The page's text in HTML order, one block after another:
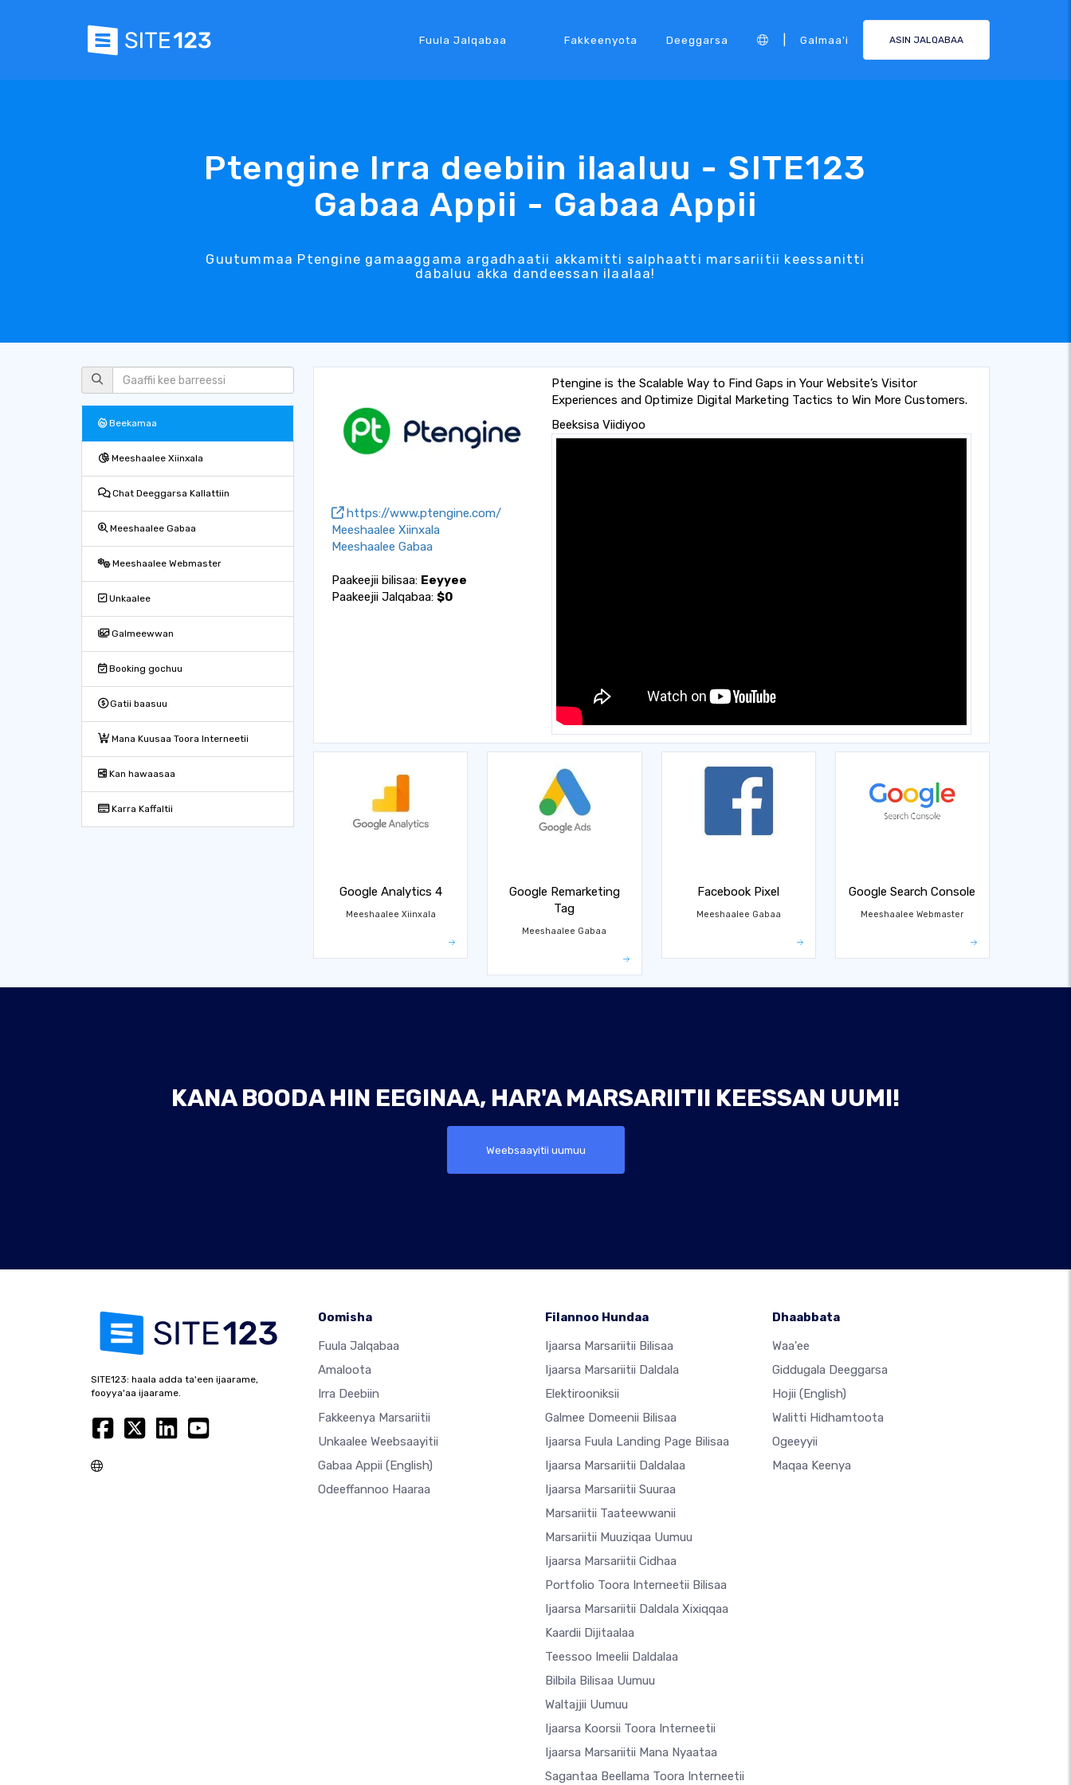
Fuula Jalqabaa Fakkeenyota Deeggarsa Galmaa'i ASIN JALQABAA
Ptengine Irra deebiin ilaaluu - SITE123
Gabaa Appii - Gabaa Appii
Guutummaa Ptengine gamaaggama argadhaatii akkamitti salphaatti marsariitii keessanitti
dabaluu akka dandeessan ilaalaa!
Beekamaa
Meeshaalee Xiinxala
Chat Deeggarsa Kallattiin
Meeshaalee Gabaa
Meeshaalee Webmaster
Unkaalee
Galmeewwan
Booking gochuu
Gatii baasuu
Mana Kuusaa Toora Interneetii
Kan hawaasaa
Karra Kaffaltii
https://www.ptengine.com/
Meeshaalee Xiinxala
Meeshaalee Gabaa
Paakeejii bilisaa: Eeyyee
Paakeejii Jalqabaa: $0
Ptengine is the Scalable Way to Find Gaps in Your Website’s Visitor
Experiences and Optimize Digital Marketing Tactics to Win More Customers.
Beeksisa Viidiyoo
Google Analytics 4
Meeshaalee Xiinxala
Google Remarketing
Tag
Meeshaalee Gabaa
Facebook Pixel
Meeshaalee Gabaa
Google Search Console
Meeshaalee Webmaster
KANA BOODA HIN EEGINAA, HAR'A MARSARIITII KEESSAN UUMI!
Weebsaayitii uumuu
SITE123: haala adda ta'een ijaarame,
fooyya'aa ijaarame.
Oomisha
Fuula Jalqabaa
Amaloota
Irra Deebiin
Fakkeenya Marsariitii
Unkaalee Weebsaayitii
Gabaa Appii (English)
Odeeffannoo Haaraa
Filannoo Hundaa
Ijaarsa Marsariitii Bilisaa
Ijaarsa Marsariitii Daldala
Elektirooniksii
Galmee Domeenii Bilisaa
Ijaarsa Fuula Landing Page Bilisaa
Ijaarsa Marsariitii Daldalaa
Ijaarsa Marsariitii Suuraa
Marsariitii Taateewwanii
Marsariitii Muuziqaa Uumuu
Ijaarsa Marsariitii Cidhaa
Portfolio Toora Interneetii Bilisaa
Ijaarsa Marsariitii Daldala Xixiqqaa
Kaardii Dijitaalaa
Teessoo Imeelii Daldalaa
Bilbila Bilisaa Uumuu
Waltajjii Uumuu
Ijaarsa Koorsii Toora Interneetii
Ijaarsa Marsariitii Mana Nyaataa
Sagantaa Beellama Toora Interneetii
Dhaabbata
Waa'ee
Giddugala Deeggarsa
Hojii (English)
Walitti Hidhamtoota
Ogeeyyii
Maqaa Keenya